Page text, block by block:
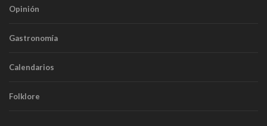
Opinión
Gastronomía
Calendarios
Folklore